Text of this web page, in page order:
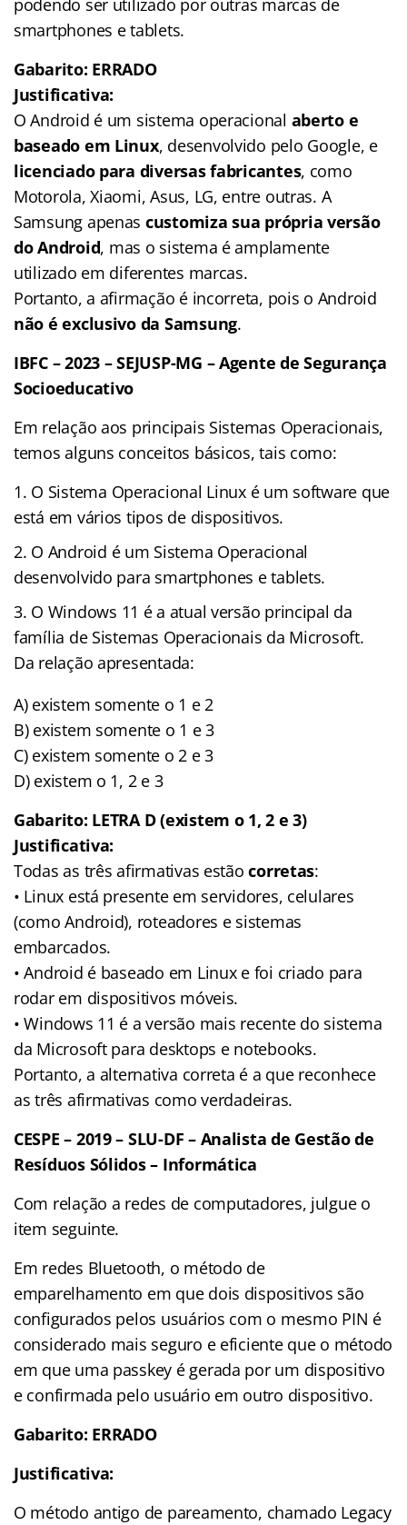
podendo ser utilizado por outras marcas de
smartphones e tablets.
Gabarito: ERRADO
Justificativa:
O Android é um sistema operacional aberto e
baseado em Linux, desenvolvido pelo Google, e
licenciado para diversas fabricantes, como
Motorola, Xiaomi, Asus, LG, entre outras. A
Samsung apenas customiza sua própria versão
do Android, mas o sistema é amplamente
utilizado em diferentes marcas.
Portanto, a afirmação é incorreta, pois o Android
não é exclusivo da Samsung.
IBFC – 2023 – SEJUSP-MG – Agente de Segurança
Socioeducativo
Em relação aos principais Sistemas Operacionais,
temos alguns conceitos básicos, tais como:
O Sistema Operacional Linux é um software que
está em vários tipos de dispositivos.
O Android é um Sistema Operacional
desenvolvido para smartphones e tablets.
O Windows 11 é a atual versão principal da
família de Sistemas Operacionais da Microsoft.
Da relação apresentada:
A) existem somente o 1 e 2
B) existem somente o 1 e 3
C) existem somente o 2 e 3
D) existem o 1, 2 e 3
Gabarito: LETRA D (existem o 1, 2 e 3)
Justificativa:
Todas as três afirmativas estãocorretas:
• Linux está presente em servidores, celulares
(como Android), roteadores e sistemas
embarcados.
• Android é baseado em Linux e foi criado para
rodar em dispositivos móveis.
• Windows 11 é a versão mais recente do sistema
da Microsoft para desktops e notebooks.
Portanto, a alternativa correta é a que reconhece
as três afirmativas como verdadeiras.
CESPE – 2019 – SLU-DF – Analista de Gestão de
Resíduos Sólidos – Informática
Com relação a redes de computadores, julgue o
item seguinte.
Em redes Bluetooth, o método de
emparelhamento em que dois dispositivos são
configurados pelos usuários com o mesmo PIN é
considerado mais seguro e eficiente que o método
em que uma passkey é gerada por um dispositivo
e confirmada pelo usuário em outro dispositivo.
Gabarito: ERRADO
Justificativa:
O método antigo de pareamento, chamado Legacy